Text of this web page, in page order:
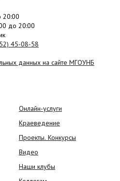
20:00
до 20:00
45-08-58
данных на сайте МГОУНБ
Онлайн-услуги
Краеведение
Проекты. Конкурсы
Видео
Наши клубы